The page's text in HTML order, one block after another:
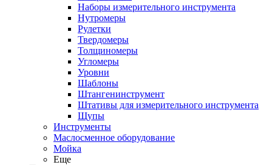
Наборы измерительного инструмента
Нутромеры
Рулетки
Твердомеры
Толщиномеры
Угломеры
Уровни
Шаблоны
Штангенинструмент
Штативы для измерительного инструмента
Щупы
Инструменты
Маслосменное оборудование
Мойка
Еще